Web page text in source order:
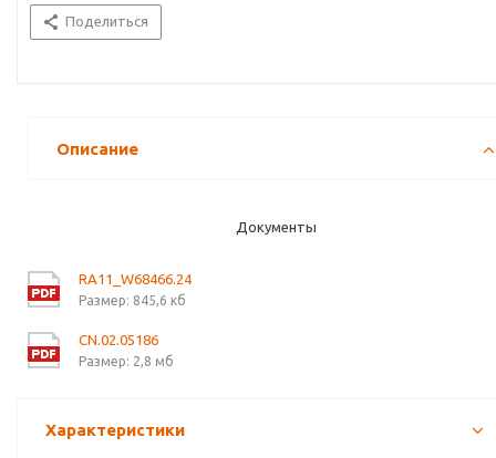
Поделиться
Описание
Документы
RA11_W68466.24
Размер: 845,6 кб
CN.02.05186
Размер: 2,8 мб
Характеристики